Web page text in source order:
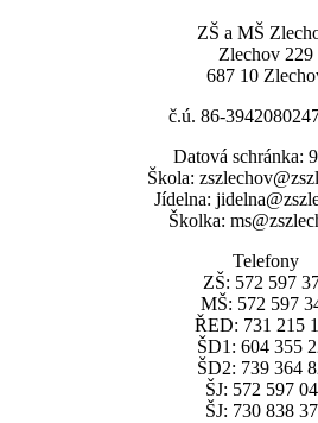
ZŠ a MŠ
Zlechov 229
687 10
č.ú. 86-
Datová schránka:
Škola:
Jídelna:
Školka:
Telefony
ZŠ: 572 597
MŠ: 572 597
ŘED: 731 215
ŠD1: 604 355
ŠD2: 739 364
ŠJ: 572 597
ŠJ: 730 838